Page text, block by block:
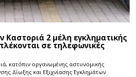
2 μέλη εγκληματικής
σε τηλεφωνικές
κατόπιν οργανωμένης αστυνομικής
Δίωξης και Εξιχνίασης Εγκλημάτων